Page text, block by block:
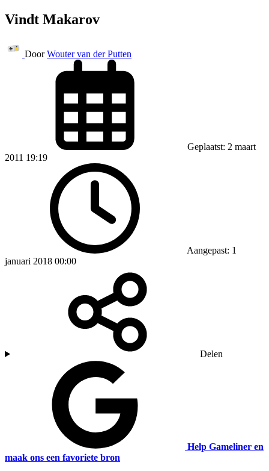
Vindt Makarov
Door Wouter van der Putten
Geplaatst: 2 maart
2011 19:19
Aangepast: 1
januari 2018 00:00
Delen
Help Gameliner en
maak ons een favoriete bron